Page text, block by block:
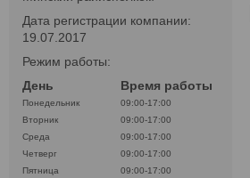
Дата регистрации компании:
19.07.2017
Режим работы:
День
Время работы
Понедельник
09:00-17:00
Вторник
09:00-17:00
Среда
09:00-17:00
Четверг
09:00-17:00
Пятница
09:00-17:00